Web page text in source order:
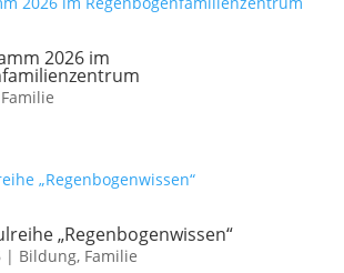
2026 im
Familie
„Regenbogenwissen“
| Bildung, Familie